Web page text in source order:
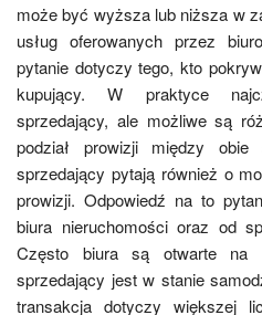
może być wyższa lub niższa w
usług oferowanych przez
pytanie dotyczy tego, kto
kupujący. W praktyce
sprzedający, ale możliwe są
podział prowizji między obie
sprzedający pytają również o
prowizji. Odpowiedź na to
biura nieruchomości oraz od
Często biura są otwarte na
sprzedający jest w stanie
transakcja dotyczy większej